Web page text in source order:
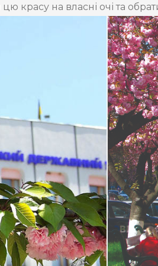
красу на власні очі та